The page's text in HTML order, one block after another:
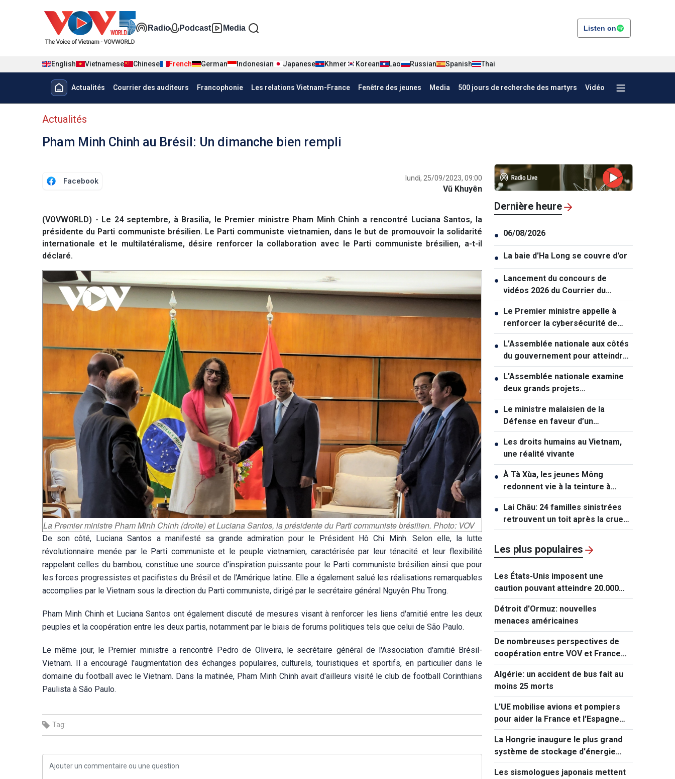
Đa phương tiện tiếng Pháp
Radio Podcast Media Listen on
English Vietnamese Chinese French German Indonesian Japanese Khmer Korean Lao Russian Spanish Thai
Menu trang chủ tiếng Pháp
Actualités Courrier des auditeurs Francophonie Les relations Vietnam-France Fenêtre des jeunes Media 500 jours de recherche des martyrs Vidéo
menu phụ tiếng Pháp
Actualités
Pham Minh Chinh au Brésil: Un dimanche bien rempli
Facebook lundi, 25/09/2023, 09:00
Vũ Khuyên
(VOVWORLD) - Le 24 septembre, à Brasilia, le Premier ministre Pham Minh Chinh a rencontré Luciana Santos, la
présidente du Parti communiste brésilien. Le Parti communiste vietnamien, dans le but de promouvoir la solidarité
internationale et le multilatéralisme, désire renforcer la collaboration avec le Parti communiste brésilien, a-t-il
déclaré.
La Premier ministre Pham Minh Chinh (droite) et Luciana Santos, la présidente du Parti communiste brésilien. Photo: VOV
De son côté, Luciana Santos a manifesté sa grande admiration pour le Président Hô Chi Minh. Selon elle, la lutte
révolutionnaire menée par le Parti communiste et le peuple vietnamien, caractérisée par leur ténacité et leur flexibilité
rappelant celles du bambou, constitue une source d'inspiration puissante pour le Parti communiste brésilien ainsi que pour
les forces progressistes et pacifistes du Brésil et de l'Amérique latine. Elle a également salué les réalisations remarquables
accomplies par le Vietnam sous la direction du Parti communiste, dirigé par le secrétaire général Nguyên Phu Trong.
Pham Minh Chinh et Luciana Santos ont également discuté de mesures visant à renforcer les liens d'amitié entre les deux
peuples et la coopération entre les deux partis, notamment par le biais de forums politiques tels que celui de São Paulo.
Le même jour, le Premier ministre a rencontré Pedro de Oliveira, le secrétaire général de l'Association d'amitié Brésil-
Vietnam. Il a encouragé l'augmentation des échanges populaires, culturels, touristiques et sportifs, en particulier dans le
domaine du football avec le Vietnam. Dans la matinée, Pham Minh Chinh avait d'ailleurs visité le club de football Corinthians
Paulista à São Paulo.
Tag:
Dernière heure
● 06/08/2026
● La baie d'Ha Long se couvre d'or
● Lancement du concours de
vidéos 2026 du Courrier du
Vietnam: "La paix et la jeunesse"
● Le Premier ministre appelle à
renforcer la cybersécurité de
manière coordonnée
● L’Assemblée nationale aux côtés
du gouvernement pour atteindre
une croissance à deux chiffres
● L'Assemblée nationale examine
deux grands projets
d'infrastructures pour soutenir la
croissance
● Le ministre malaisien de la
Défense en faveur d’un
rapprochement avec le Vietnam
● Les droits humains au Vietnam,
une réalité vivante
● À Tà Xùa, les jeunes Mông
redonnent vie à la teinture à
l’indigo
● Lai Châu: 24 familles sinistrées
retrouvent un toit après la crue
de Muong Than
Les plus populaires
Les États-Unis imposent une
caution pouvant atteindre 20.000
dollars pour les demandes de visa
de ressortissants de 50 pays
Détroit d'Ormuz: nouvelles
menaces américaines
De nombreuses perspectives de
coopération entre VOV et France
Médias Monde
Algérie: un accident de bus fait au
moins 25 morts
L'UE mobilise avions et pompiers
pour aider la France et l'Espagne
face aux incendies
La Hongrie inaugure le plus grand
système de stockage d'énergie
d'Europe centrale
Les sismologues japonais mettent